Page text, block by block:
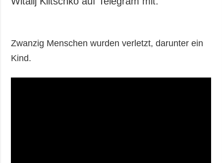
Zwanzig Menschen wurden verletzt, darunter ein
Kind.